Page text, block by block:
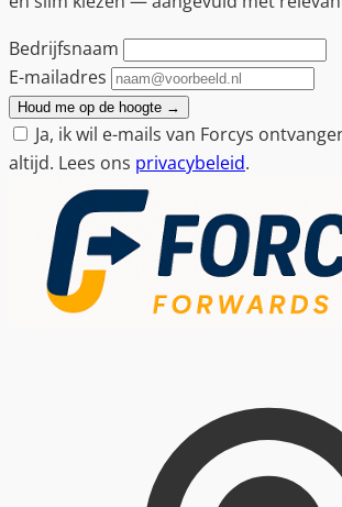
Bedrijfsnaam
E-mailadres
Houd me op de hoogte →
Ja, ik wil e-mails van Forcys
altijd. Lees ons privacybeleid.